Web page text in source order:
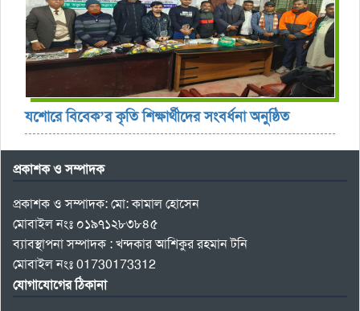
যশোরে বিবেক’র কৃতি শিক্ষার্থীদের সংবর্ধনা অনুষ্ঠিত
প্রকাশক ও সম্পাদক
প্রকাশক ও সম্পাদক: মো: কামাল হোসেন
মোবাইল নংঃ ০১৯৭১২৮৩৮৪৫
ব্যাবস্থাপনা সম্পাদক : খন্দকার আশিকুর রহমান টনি
মোবাইল নংঃ 01730173312
যোগাযোগের ঠিকানা